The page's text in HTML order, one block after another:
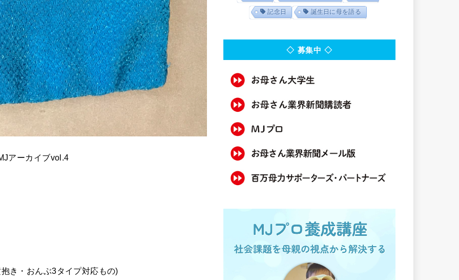
アーカイブvol.4
き・おんぶ3タイプ対応もの)
記念日 誕生日に母を語る
◇ 募集中 ◇